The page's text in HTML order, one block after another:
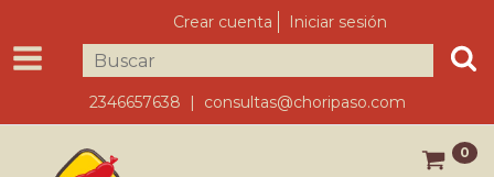
Crear cuenta Iniciar sesión
2346657638 | consultas@choripaso.com
0